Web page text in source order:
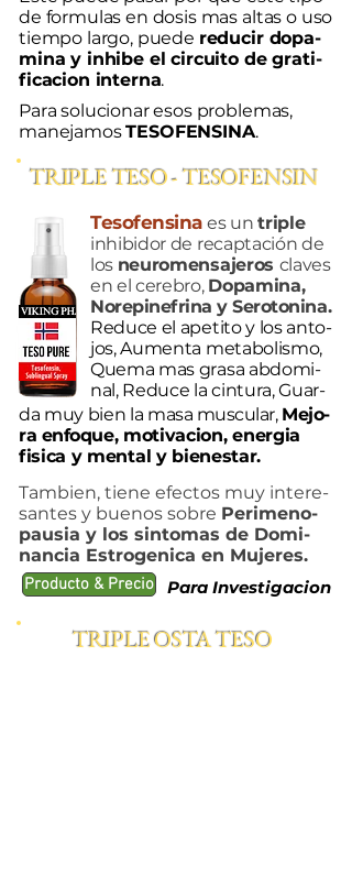
de formulas en dosis mas altas o uso
tiempo largo, puede reducir dopa-
mina y inhibe el circuito de grati-
ficacion interna.
Para solucionar esos problemas,
manejamosTESOFENSINA.
TRIPLE TESO - TESOFENSIN
Tesofensina es untriple
inhibidor de recaptación de
los neuromensajeros claves
en el cerebro, Dopamina,
Norepinefrina y Serotonina.
Reduce el apetito y los anto-
jos, Aumenta metabolismo,
Quema mas grasa abdomi-
nal, Reduce la cintura, Guar-
da muy bien la masa muscular, Mejo-
ra enfoque, motivacion, energia
fisica y mental y bienestar.
Tambien, tiene efectos muy intere-
santes y buenos sobre Perimeno-
pausia y los sintomas de Domi-
nancia Estrogenica en Mujeres.
Producto & Precio Para Investigacion
TRIPLE OSTA TESO